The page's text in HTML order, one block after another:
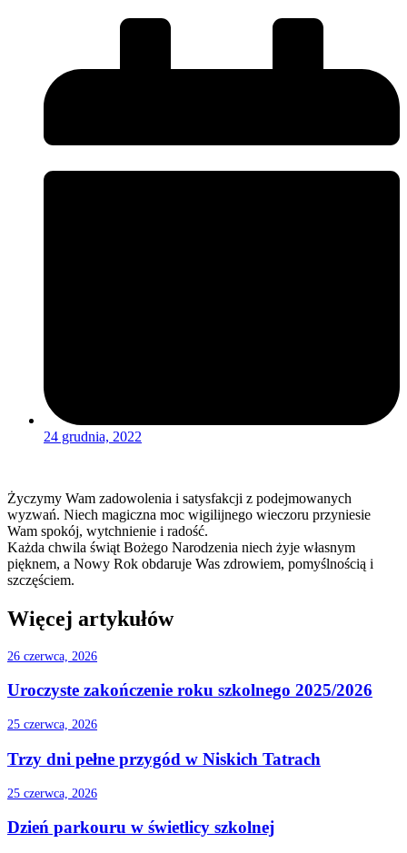
24 grudnia, 2022
Życzymy Wam zadowolenia i satysfakcji z podejmowanych
wyzwań. Niech magiczna moc wigilijnego wieczoru przyniesie
Wam spokój, wytchnienie i radość.
Każda chwila świąt Bożego Narodzenia niech żyje własnym
pięknem, a Nowy Rok obdaruje Was zdrowiem, pomyślnością i
szczęściem.
Więcej artykułów
26 czerwca, 2026
Uroczyste zakończenie roku szkolnego 2025/2026
25 czerwca, 2026
Trzy dni pełne przygód w Niskich Tatrach
25 czerwca, 2026
Dzień parkouru w świetlicy szkolnej